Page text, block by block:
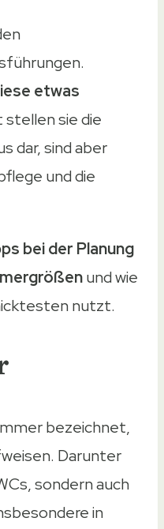
etwas
stellen sie die
dar, sind aber
und die
bei der Planung
und wie
nutzt.
bezeichnet,
Darunter
sondern auch
in